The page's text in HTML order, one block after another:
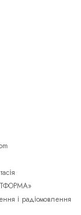
і радіомовлення